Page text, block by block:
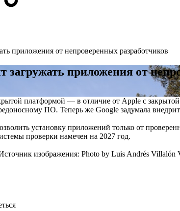
приложения от непроверенных разработчиков
загружать приложения от
платформой — в отличие от Apple с
ПО. Теперь же Google задумала
установку приложений только от
проверки намечен на 2027 год.
изображения: Photo by Luis Andrés Villalón